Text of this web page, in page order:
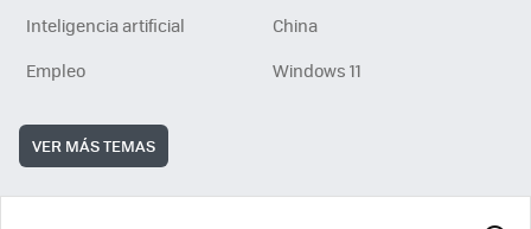
Inteligencia artificial
China
Empleo
Windows 11
VER MÁS TEMAS